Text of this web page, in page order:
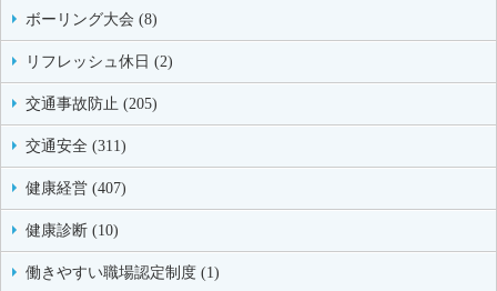
ボーリング大会 (8)
リフレッシュ休日 (2)
交通事故防止 (205)
交通安全 (311)
健康経営 (407)
健康診断 (10)
働きやすい職場認定制度 (1)